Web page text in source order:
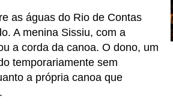
as águas do Rio de Contas
A menina Sissiu, com a
a corda da canoa. O dono, um
temporariamente sem
a própria canoa que